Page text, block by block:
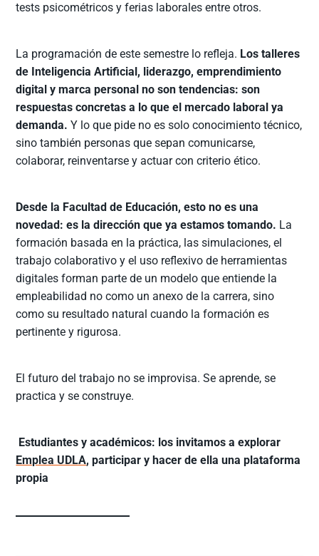
tests psicométricos y ferias laborales entre otros.
La programación de este semestre lo refleja. Los talleres
de Inteligencia Artificial, liderazgo, emprendimiento
digital y marca personal no son tendencias: son
respuestas concretas a lo que el mercado laboral ya
demanda.Y lo que pide no es solo conocimiento técnico,
sino también personas que sepan comunicarse,
colaborar, reinventarse y actuar con criterio ético.
Desde la Facultad de Educación, esto no es una
novedad: es la dirección que ya estamos tomando. La
formación basada en la práctica, las simulaciones, el
trabajo colaborativo y el uso reflexivo de herramientas
digitales forman parte de un modelo que entiende la
empleabilidad no como un anexo de la carrera, sino
como su resultado natural cuando la formación es
pertinente y rigurosa.
El futuro del trabajo no se improvisa. Se aprende, se
practica y se construye.
Estudiantes y académicos: los invitamos a explorar
Emplea UDLA, participar y hacer de ella una plataforma
propia